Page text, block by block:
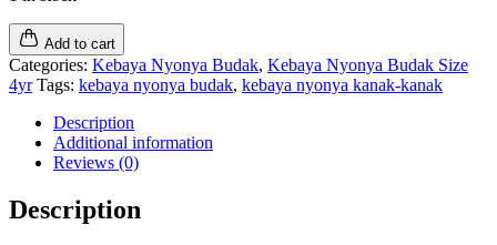
Add to cart
Categories: Kebaya Nyonya Budak, Kebaya Nyonya Budak Size
4yr Tags: kebaya nyonya budak, kebaya nyonya kanak-kanak
Description
Additional information
Reviews (0)
Description